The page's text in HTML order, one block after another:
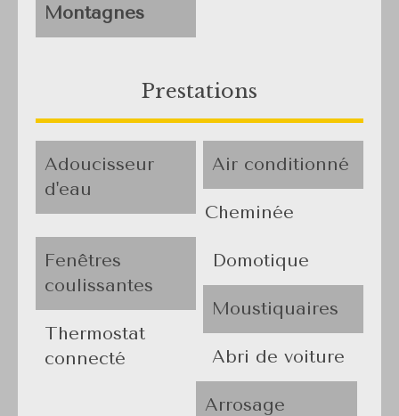
Montagnes
Prestations
Adoucisseur
d'eau
Air conditionné
Cheminée
Domotique
Fenêtres
coulissantes
Moustiquaires
Thermostat
connecté
Abri de voiture
Arrosage